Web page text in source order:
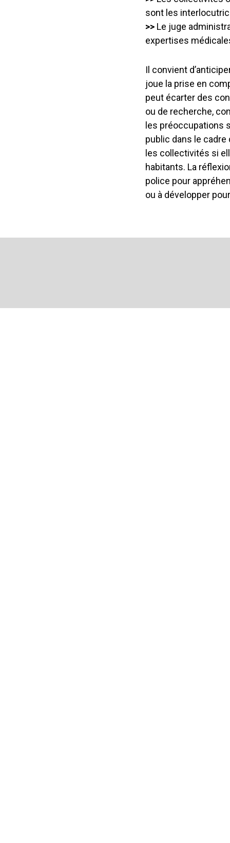
sont les
>> Le juge
expertises
Il convient
joue la prise en
peut écarter des
ou de recherche,
les préoccupations
public dans le
les collectivités si
habitants. La
police pour
ou à développer